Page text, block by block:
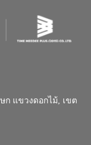
ก แขวงดอกไม้, เขต